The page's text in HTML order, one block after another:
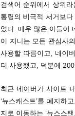
검색어 순위에서 상위
통령의 비극적 서거보
었다. 매우 많은 이들이
이 지니는 모든 관심사
사용할 따름이고, 네이
더 사용했고, 덕분에
최근 네이버가 사이트
‘뉴스캐스트’를 폐지하
지로 이동하는 ‘뉴스스